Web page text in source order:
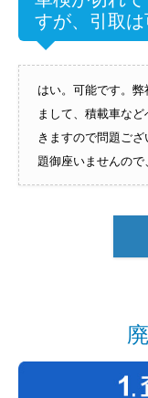
すが、引取
はい。可能です。
まして、積載車な
きますので問題ご
題御座いませんので